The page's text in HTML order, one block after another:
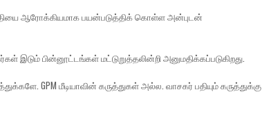
ஆரோக்கியமாக பயன்படுத்திக் கொள்ள அன்புடன்
இடும் பின்னூட்டங்கள் மட்டுறுத்தலின்றி அனுமதிக்கப்படுகிறது.
GPM மீடியாவின் கருத்துகள் அல்ல. வாசகர் பதியும் கருத்துக்கு